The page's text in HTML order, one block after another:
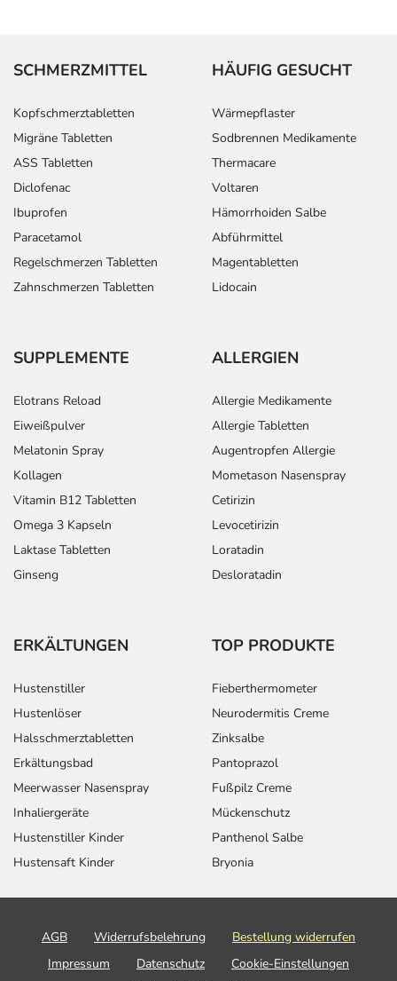
SCHMERZMITTEL
Kopfschmerztabletten
Migräne Tabletten
ASS Tabletten
Diclofenac
Ibuprofen
Paracetamol
Regelschmerzen Tabletten
Zahnschmerzen Tabletten
HÄUFIG GESUCHT
Wärmepflaster
Sodbrennen Medikamente
Thermacare
Voltaren
Hämorrhoiden Salbe
Abführmittel
Magentabletten
Lidocain
SUPPLEMENTE
Elotrans Reload
Eiweißpulver
Melatonin Spray
Kollagen
Vitamin B12 Tabletten
Omega 3 Kapseln
Laktase Tabletten
Ginseng
ALLERGIEN
Allergie Medikamente
Allergie Tabletten
Augentropfen Allergie
Mometason Nasenspray
Cetirizin
Levocetirizin
Loratadin
Desloratadin
ERKÄLTUNGEN
Hustenstiller
Hustenlöser
Halsschmerztabletten
Erkältungsbad
Meerwasser Nasenspray
Inhaliergeräte
Hustenstiller Kinder
Hustensaft Kinder
TOP PRODUKTE
Fieberthermometer
Neurodermitis Creme
Zinksalbe
Pantoprazol
Fußpilz Creme
Mückenschutz
Panthenol Salbe
Bryonia
AGB Widerrufsbelehrung
Bestellung widerrufen
Impressum
Datenschutz
Cookie-Einstellungen